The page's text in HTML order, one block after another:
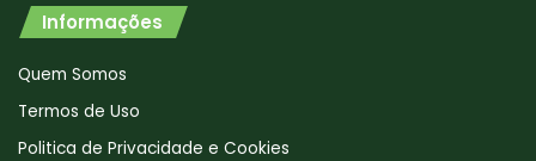
Informações
Quem Somos
Termos de Uso
Politica de Privacidade e Cookies